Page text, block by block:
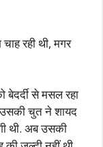
रही थी, मगर
से मसल रहा
उसकी चुत ने शायद
थी. अब उसकी